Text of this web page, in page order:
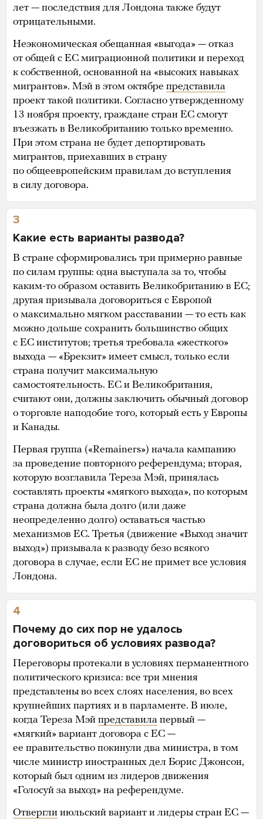
лет — последствия для Лондона также будут
отрицательными.
Неэкономическая обещанная «выгода» — отказ
от общей с ЕС миграционной политики и переход
к собственной, основанной на «высоких навыках
мигрантов». Мэй в этом октябре представила
проект такой политики. Согласно утвержденному
13 ноября проекту, граждане стран ЕС смогут
въезжать в Великобританию только временно.
При этом страна не будет депортировать
мигрантов, приехавших в страну
по общеевропейским правилам до вступления
в силу договора.
3
Какие есть варианты развода?
В стране сформировались три примерно равные
по силам группы: одна выступала за то, чтобы
каким-то образом оставить Великобританию в ЕС;
другая призывала договориться с Европой
о максимально мягком расставании — то есть как
можно дольше сохранить большинство общих
с ЕС институтов; третья требовала «жесткого»
выхода — «Брекзит» имеет смысл, только если
страна получит максимальную
самостоятельность. ЕС и Великобритания,
считают они, должны заключить обычный договор
о торговле наподобие того, который есть у Европы
и Канады.
Первая группа («Remainers») начала кампанию
за проведение повторного референдума; вторая,
которую возглавила Тереза Мэй, принялась
составлять проекты «мягкого выхода», по которым
страна должна была долго (или даже
неопределенно долго) оставаться частью
механизмов ЕС. Третья (движение «Выход значит
выход») призывала к разводу безо всякого
договора в случае, если ЕС не примет все условия
Лондона.
4
Почему до сих пор не удалось
договориться об условиях развода?
Переговоры протекали в условиях перманентного
политического кризиса: все три мнения
представлены во всех слоях населения, во всех
крупнейших партиях и в парламенте. В июле,
когда Тереза Мэй представила первый —
«мягкий» вариант договора с ЕС —
ее правительство покинули два министра, в том
числе министр иностранных дел Борис Джонсон,
который был одним из лидеров движения
«Голосуй за выход» на референдуме.
Отвергли июльский вариант и лидеры стран ЕС —